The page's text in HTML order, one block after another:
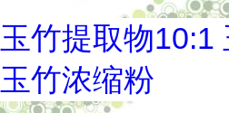
玉竹提取物10:1
玉竹浓缩粉